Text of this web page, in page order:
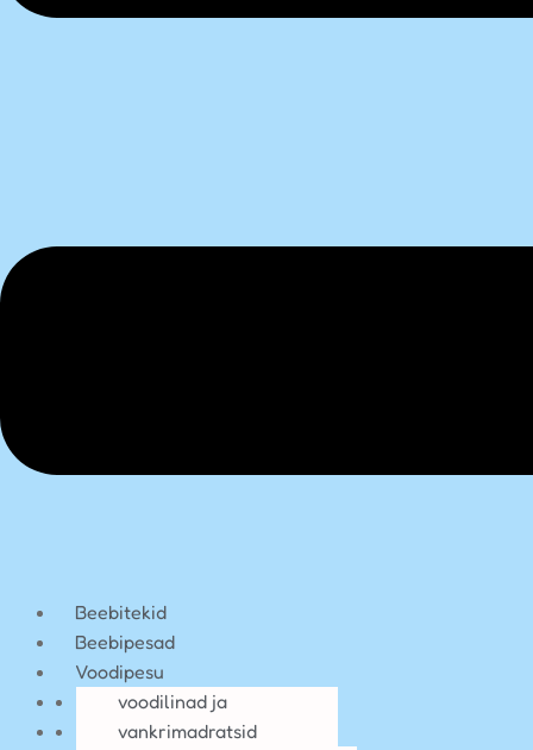
Beebitekid
Beebipesad
Voodipesu
voodilinad ja
madratsikaitsed
Madratsid
vankrimadratsid
Hügieen